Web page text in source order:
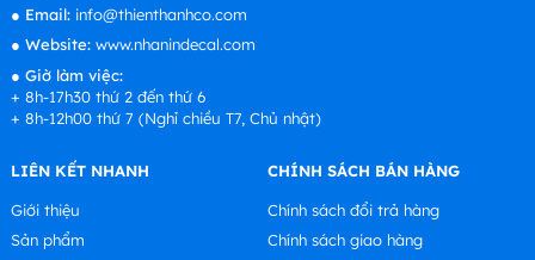
● Email: info@thienthanhco.com
● Website:www.nhanindecal.com
● Giờ làm việc:
+ 8h-17h30 thứ 2 đến thứ 6
+ 8h-12h00 thứ 7 (Nghỉ chiều T7, Chủ nhật)
LIÊN KẾT NHANH
Giới thiệu
Sản phẩm
CHÍNH SÁCH BÁN HÀNG
Chính sách đổi trả hàng
Chính sách giao hàng